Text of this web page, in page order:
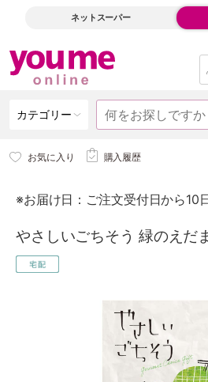
ネットスーパー
カテゴリー
お気に入り 購入履歴
※お届け日：ご注文受付日から10
やさしいごちそう 緑のえだ